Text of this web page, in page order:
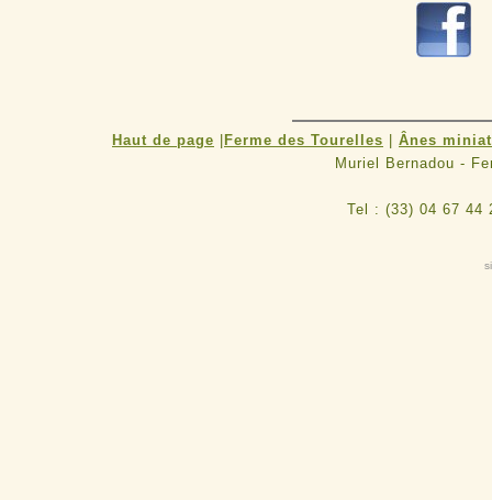
Haut de page Ferme des Tourelles
Ânes
Muriel Bernadou -
Tel : (33) 04 67 44